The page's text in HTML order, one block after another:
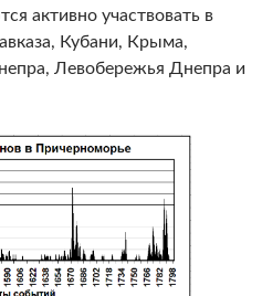
активно участвовать в
Кубани, Крыма,
Левобережья Днепра и